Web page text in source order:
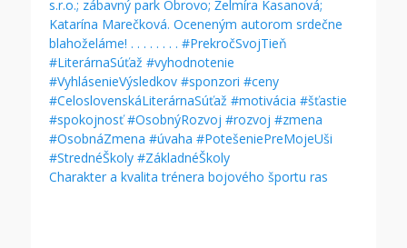
Charakter a kvalita trénera bojového športu ras